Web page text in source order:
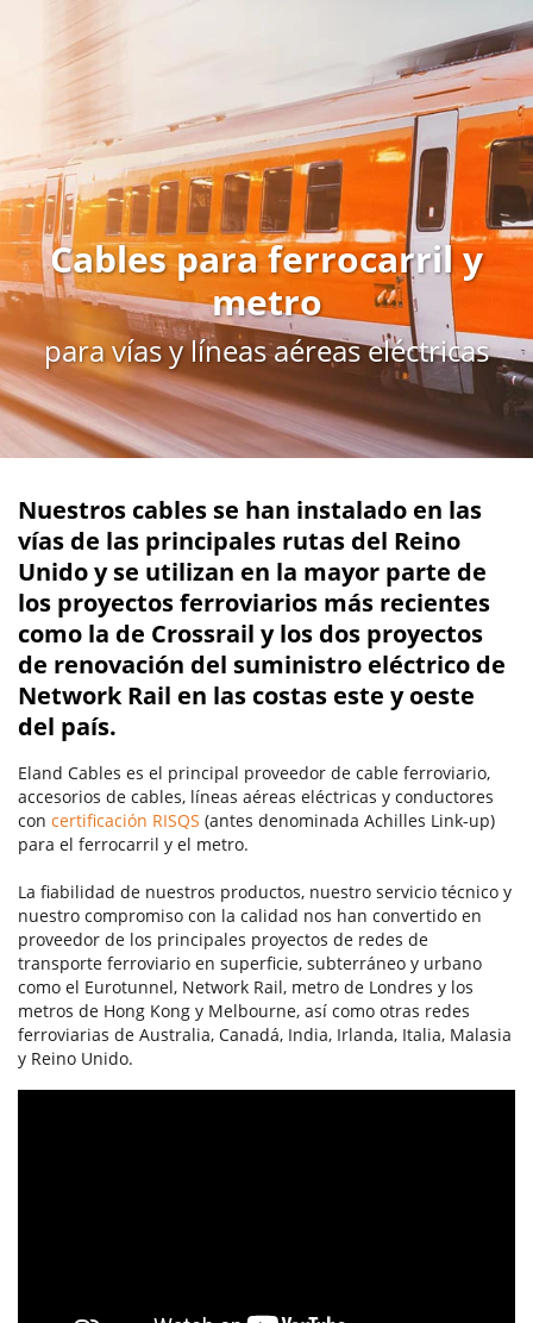
Cables para ferrocarril y
metro
para vías y líneas aéreas eléctricas
Nuestros cables se han instalado en las
vías de las principales rutas del Reino
Unido y se utilizan en la mayor parte de
los proyectos ferroviarios más recientes
como la de Crossrail y los dos proyectos
de renovación del suministro eléctrico de
Network Rail en las costas este y oeste
del país.
Eland Cables es el principal proveedor de cable ferroviario,
accesorios de cables, líneas aéreas eléctricas y conductores
con certificación RISQS (antes denominada Achilles Link-up)
para el ferrocarril y el metro.
La fiabilidad de nuestros productos, nuestro servicio técnico y
nuestro compromiso con la calidad nos han convertido en
proveedor de los principales proyectos de redes de
transporte ferroviario en superficie, subterráneo y urbano
como el Eurotunnel, Network Rail, metro de Londres y los
metros de Hong Kong y Melbourne, así como otras redes
ferroviarias de Australia, Canadá, India, Irlanda, Italia, Malasia
y Reino Unido.